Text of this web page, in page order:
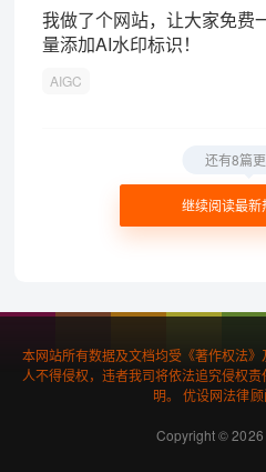
我做了个网站，让大家免费
量添加AI水印标识！
AIGC
继续阅读最新
还有8篇
本网站所有数据及文档均受《著作权法
人不得侵权，违者我司将依法追究侵权
明。 优设网法律
Copyright © 2026